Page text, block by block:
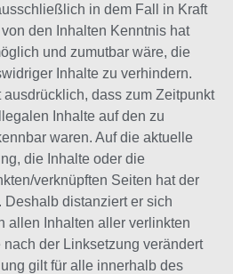
in dem Fall in Kraft
den Inhalten Kenntnis hat
und zumutbar wäre, die
Inhalte zu verhindern.
ausdrücklich, dass zum Zeitpunkt
Inhalte auf den zu
waren. Auf die aktuelle
die Inhalte oder die
verknüpften Seiten hat der
distanziert er sich
allen Inhalten aller verlinkten
der Linksetzung verändert
gilt für alle innerhalb des